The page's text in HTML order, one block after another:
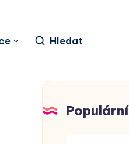
Hledat
Populární